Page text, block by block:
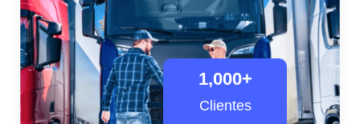
Clientes
1,000+